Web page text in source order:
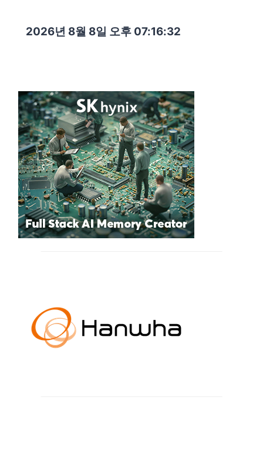
2026년 8월 8일 오후 07:16:34